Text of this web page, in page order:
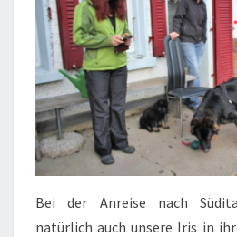
Bei der Anreise nach
natürlich auch unsere Iris in